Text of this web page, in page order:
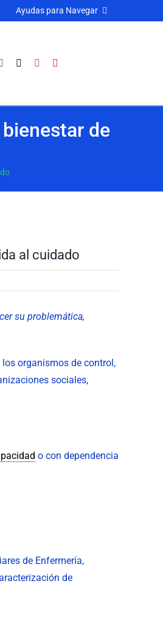
Ayudas para Navegar
de
al cuidado
su problemática,
los organismos de control,
sociales,
o con dependencia
de Enfermería,
de